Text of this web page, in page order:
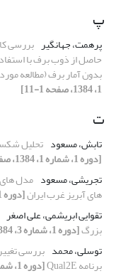
پ
پرهمت، جهانگیر
حاصل از ذوب برف با
بدون آمار برف (مطالعه
1، 1384، صفحه 1-11]
ت
تابش، مسعود تحلیل
[دوره 1، شماره 1، 1384، صفحه 78-89]
تجریشی، مسعود مدل
های آبریز غرب ایران[دوره 1، شماره 1، 1384، صفحه 48-57]
تقوایی ابریشمی، علی اصغر
بزرگ[دوره 1، شماره 3، 1384، صفحه 54-64]
توسلی، محمد بررسی
برنامه Qual2E [دوره 1، شماره 2، 1384، صفحه 85-96]